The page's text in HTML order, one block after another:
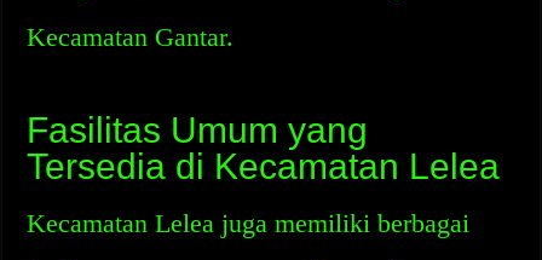
Kecamatan Gantar.
Fasilitas Umum yang
Tersedia di Kecamatan Lelea
Kecamatan Lelea juga memiliki berbagai